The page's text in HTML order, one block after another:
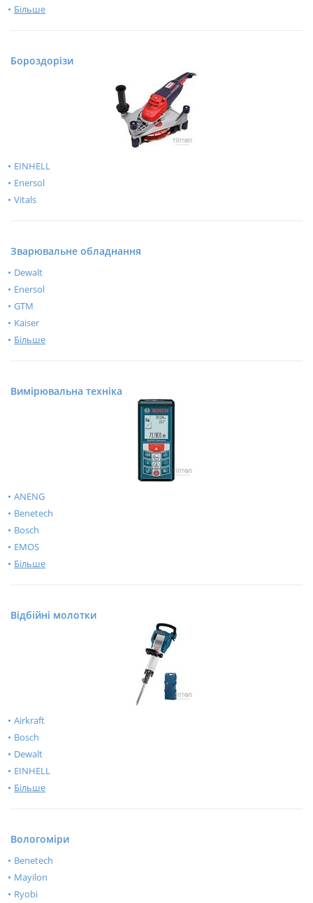
Більше
Бороздорізи
EINHELL
Enersol
Vitals
Зварювальне обладнання
Dewalt
Enersol
GTM
Kaiser
Більше
Вимірювальна техніка
ANENG
Benetech
Bosch
EMOS
Більше
Відбійні молотки
Airkraft
Bosch
Dewalt
EINHELL
Більше
Вологоміри
Benetech
Mayilon
Ryobi